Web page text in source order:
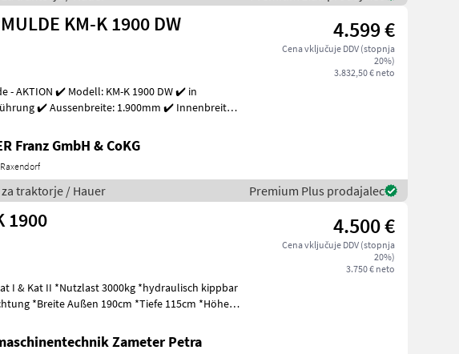
KM-K 1900 DW 4.599 €
Cena vključuje DDV (stopnja
20%)
3.832,50 € neto
- AKTION ✔️ Modell: KM-K 1900 DW ✔️ in
✔️ Aussenbreite: 1.900mm ✔️ Innenbreite:
Franz GmbH & CoKG
traktorje / Hauer Premium Plus prodajalec
1900 4.500 €
Cena vključuje DDV (stopnja
20%)
3.750 € neto
I & Kat II *Nutzlast 3000kg *hydraulisch kippbar
*Breite Außen 190cm *Tiefe 115cm *Höhe
Zameter Petra